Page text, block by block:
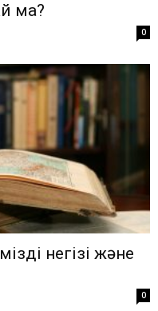
ма?
0
негізі және
0